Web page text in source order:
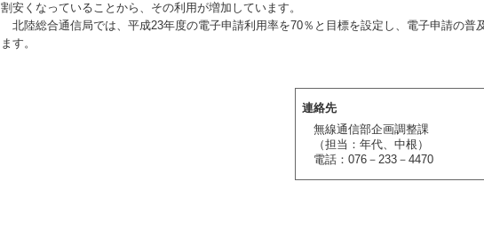
割安くなっていることから、その利用が増加しています。
北陸総合通信局では、平成23年度の電子申請利用率を70％と目標を設定し、電子申請の普
ます。
連絡先
無線通信部企画調整課
（担当：年代、中根）
電話：076－233－4470